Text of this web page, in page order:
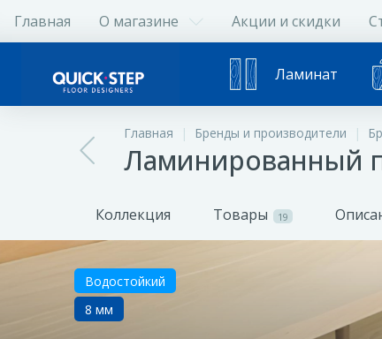
Главная О магазине Акции и скидки
Ламинат
Главная Бренды и производители
Ламинированный
Коллекция Товары 19
Водостойкий
8 мм